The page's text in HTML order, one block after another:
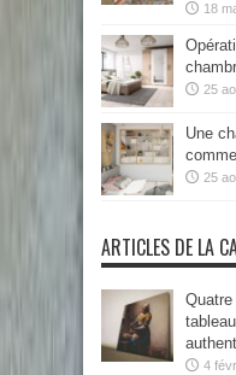
18
25
Une
25
ARTICLES DE LA
4